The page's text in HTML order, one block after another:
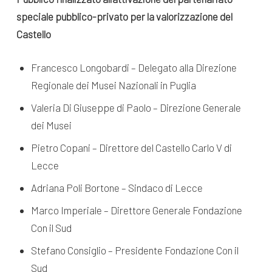
speciale pubblico-privato per la valorizzazione del
Castello
Francesco Longobardi – Delegato alla Direzione
Regionale dei Musei Nazionali in Puglia
Valeria Di Giuseppe di Paolo – Direzione Generale
dei Musei
Pietro Copani – Direttore del Castello Carlo V di
Lecce
Adriana Poli Bortone – Sindaco di Lecce
Marco Imperiale – Direttore Generale Fondazione
Con il Sud
Stefano Consiglio – Presidente Fondazione Con il
Sud